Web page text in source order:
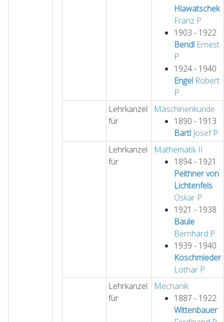
Hlawatschek
Franz P
1903 - 1922
Bendl Ernest
P
1924 - 1940
Engel Robert
P
Lehrkanzel
für
Maschinenkunde
1890 - 1913
Bartl Josef P
Lehrkanzel
für
Mathematik II
1894 - 1921
Peithner von
Lichtenfels
Oskar P
1921 - 1938
Baule
Bernhard P
1939 - 1940
Koschmieder
Lothar P
Lehrkanzel
für
Mechanik
1887 - 1922
Wittenbauer